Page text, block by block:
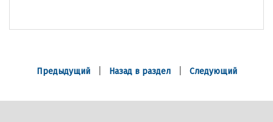
Предыдущий| Назад в раздел| Следующий